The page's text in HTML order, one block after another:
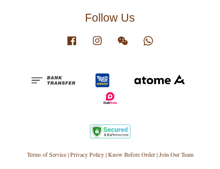
Follow Us
Facebook Instagram Wechat
Terms of Service|Privacy Policy|Know Before Order|Join Our Team